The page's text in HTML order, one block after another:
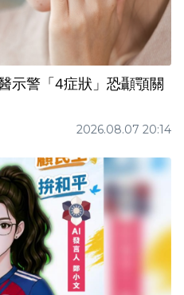
示警「4症狀」恐顳顎關
2026.08.07 20:14